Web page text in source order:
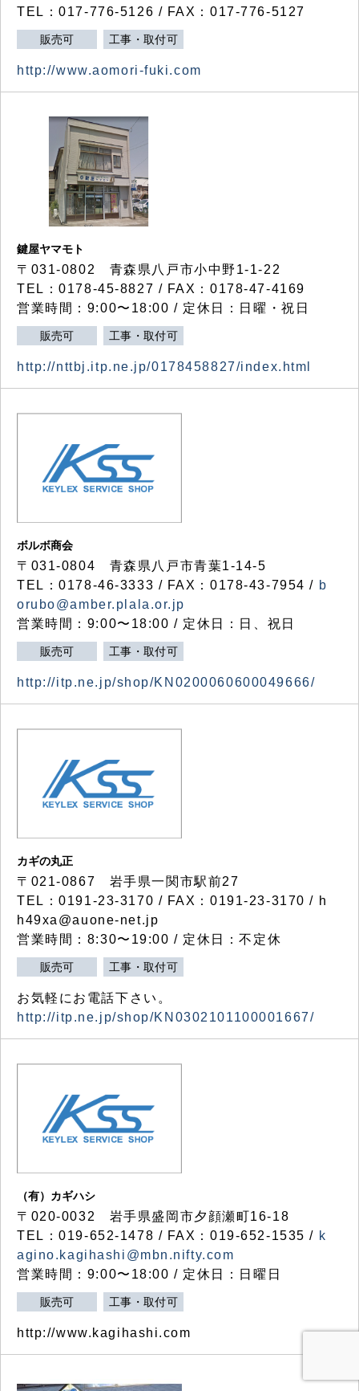
TEL：017-776-5126 / FAX：017-776-5127
販売可 工事・取付可
http://www.aomori-fuki.com
鍵屋ヤマモト
〒031-0802 青森県八戸市小中野1-1-22
TEL：0178-45-8827 / FAX：0178-47-4169
営業時間：9:00〜18:00 / 定休日：日曜・祝日
販売可 工事・取付可
http://nttbj.itp.ne.jp/0178458827/index.html
ボルボ商会
〒031-0804 青森県八戸市青葉1-14-5
TEL：0178-46-3333 / FAX：0178-43-7954 / b
orubo@amber.plala.or.jp
営業時間：9:00〜18:00 / 定休日：日、祝日
販売可 工事・取付可
http://itp.ne.jp/shop/KN0200060600049666/
カギの丸正
〒021-0867 岩手県一関市駅前27
TEL：0191-23-3170 / FAX：0191-23-3170 / h
h49xa@auone-net.jp
営業時間：8:30〜19:00 / 定休日：不定休
販売可 工事・取付可
お気軽にお電話下さい。
http://itp.ne.jp/shop/KN0302101100001667/
（有）カギハシ
〒020-0032 岩手県盛岡市夕顔瀬町16-18
TEL：019-652-1478 / FAX：019-652-1535 / k
agino.kagihashi@mbn.nifty.com
営業時間：9:00〜18:00 / 定休日：日曜日
販売可 工事・取付可
http://www.kagihashi.com